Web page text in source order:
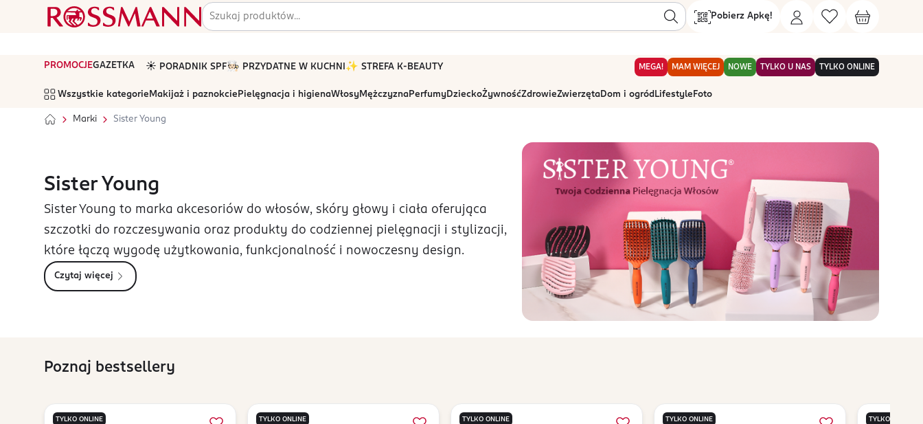
Pobierz Apkę!
PROMOCJEGAZETKA ☀️ PORADNIK SPF🧑🏻‍🍳 PRZYDATNE W KUCHNI ✨ STREFA K-BEAUTY MEGA! MAM WIĘCEJ NOWE TYLKO U NAS TYLKO ONLINE
Wszystkie kategorie Makijaż i paznokcie Pielęgnacja i higienaWłosyMężczyznaPerfumyDzieckoŻywnośćZdrowieZwierzętaDom i ogród Lifestyle Foto
Marki Sister Young
Sister Young
Sister Young to marka akcesoriów do włosów, skóry głowy i ciała oferująca
szczotki do rozczesywania oraz produkty do codziennej pielęgnacji i stylizacji,
które łączą wygodę użytkowania, funkcjonalność i nowoczesny design.
Czytaj więcej
Poznaj bestsellery
TYLKO ONLINE TYLKO ONLINE TYLKO ONLINE TYLKO ONLINE TYLKO ONLINE